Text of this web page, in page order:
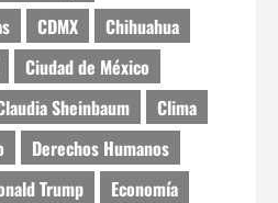
CDMX
Chihuahua
Ciudad de México
Sheinbaum
Clima
Derechos Humanos
Trump
Economía